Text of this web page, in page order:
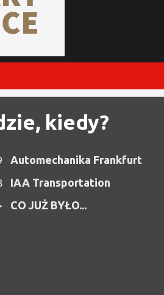
kiedy?
Automechanika Frankfurt
IAA Transportation
CO JUŻ BYŁO...